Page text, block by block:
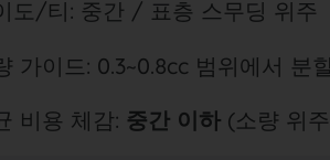
도/티: 중간 / 표층 스무딩 위주
가이드: 0.3~0.8cc 범위에서 분
비용 체감: 중간 이하 (소량 위